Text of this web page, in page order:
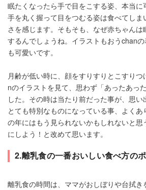
眠たくなったら手で目をこする姿、本当に
手を丸く握って目をつむる姿は食べてしま
さを感じます。そもそも、なぜ赤ちゃんは
するんでしょうね。イラストもおうchan
も可愛いです。
月齢が低い時に、顔をすりすりとこすり
nのイラストを見て、思わず「あったあっ
した。その時は当たり前だった事が、思い
とても特別なものになっている事、よく
の年にはもう見られないかもしれないと思
にしよう！と改めて思います。
2.離乳食の一番おいしい食べ方の
離乳食の時間は、ママがおしぼりや台拭